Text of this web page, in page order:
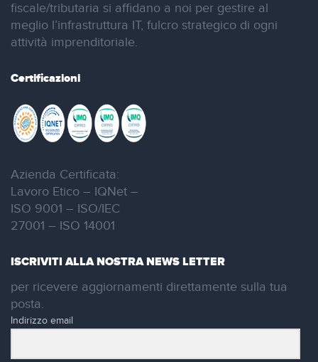
fiscale/tributaria si affidano a noi per gestire al
meglio l’infrastruttura IT, fulcro strategico di ogni
attività imprenditoriale.
Certificazioni
Azienda Certificata:
Lavoro Etico – IQNet –
ISO 9001 – ISO/IEC
27001 – ISO 14001
ISCRIVITI ALLA NOSTRA NEWS LETTER
per ricevere aggiornamenti direttamente sulla tua
posta.
Indirizzo email